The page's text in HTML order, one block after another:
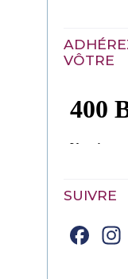
VÔTRE
SUIVRE